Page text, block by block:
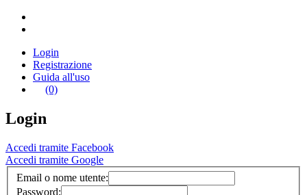
Login
Registrazione
Guida all'uso
(0)
Login
Accedi tramite Facebook
Accedi tramite Google
Email o nome utente:
Password: